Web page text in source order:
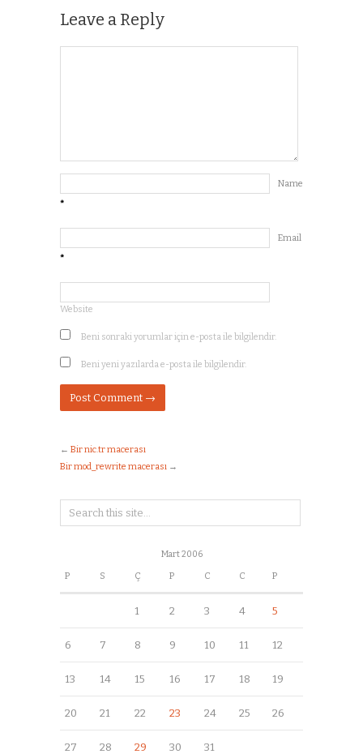
Leave a Reply
Name
*
Email
*
Website
Beni sonraki yorumlar için e-posta ile bilgilendir.
Beni yeni yazılarda e-posta ile bilgilendir.
← Bir nic.tr macerası
Bir mod_rewrite macerası →
Mart 2006
P S Ç P C C P
1 2 3 4 5
6 7 8 9 10 11 12
13 14 15 16 17 18 19
20 21 22 23 24 25 26
27 28 29 30 31